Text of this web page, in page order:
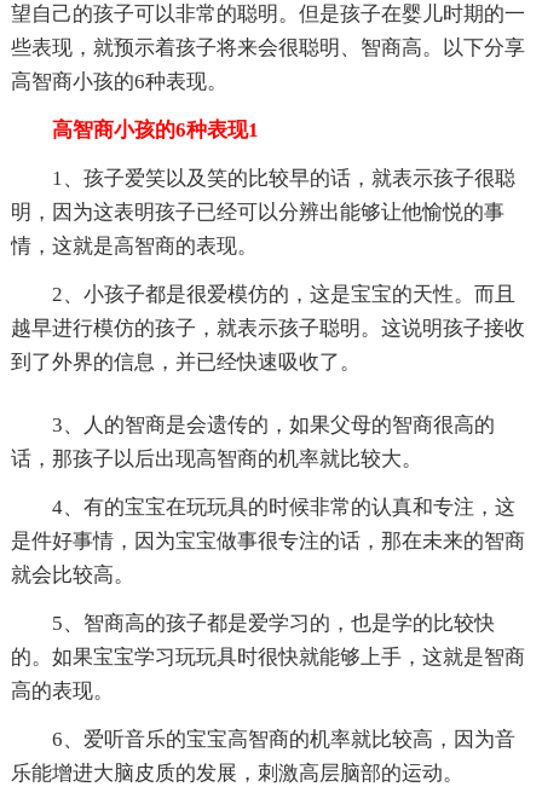
望自己的孩子可以非常的聪明。但是孩子在婴儿时期的一
些表现，就预示着孩子将来会很聪明、智商高。以下分享
高智商小孩的6种表现。
高智商小孩的6种表现1
1、孩子爱笑以及笑的比较早的话，就表示孩子很聪
明，因为这表明孩子已经可以分辨出能够让他愉悦的事
情，这就是高智商的表现。
2、小孩子都是很爱模仿的，这是宝宝的天性。而且
越早进行模仿的孩子，就表示孩子聪明。这说明孩子接收
到了外界的信息，并已经快速吸收了。
3、人的智商是会遗传的，如果父母的智商很高的
话，那孩子以后出现高智商的机率就比较大。
4、有的宝宝在玩玩具的时候非常的认真和专注，这
是件好事情，因为宝宝做事很专注的话，那在未来的智商
就会比较高。
5、智商高的孩子都是爱学习的，也是学的比较快
的。如果宝宝学习玩玩具时很快就能够上手，这就是智商
高的表现。
6、爱听音乐的宝宝高智商的机率就比较高，因为音
乐能增进大脑皮质的发展，刺激高层脑部的运动。